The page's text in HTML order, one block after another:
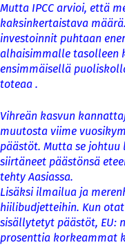
Mutta IPCC arvioi, että
kaksinkertaistava
investoinnit puhtaan
alhaisimmalle tasolleen
ensimmäisellä
toteaa .
Vihreän kasvun
muutosta viime
päästöt. Mutta se
siirtäneet päästönsä
tehty Aasiassa.
Lisäksi ilmailua ja
hiilibudjetteihin. Kun
sisällytetyt päästöt, EU:
prosenttia korkeammat